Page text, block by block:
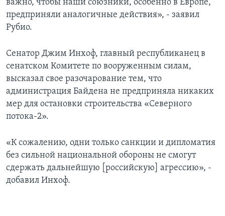
важно, чтобы наши союзники, особенно в Европе,
предприняли аналогичные действия», - заявил
Рубио.
Сенатор Джим Инхоф, главный республиканец в
сенатском Комитете по вооруженным силам,
высказал свое разочарование тем, что
администрация Байдена не предприняла никаких
мер для остановки строительства «Северного
потока-2».
«К сожалению, одни только санкции и дипломатия
без сильной национальной обороны не смогут
сдержать дальнейшую [российскую] агрессию», -
добавил Инхоф.